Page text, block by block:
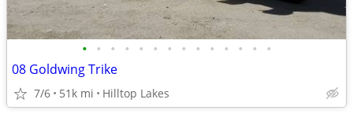
• • • • • • • • • • • • • •
08 Goldwing Trike
7/6 51k mi Hilltop Lakes